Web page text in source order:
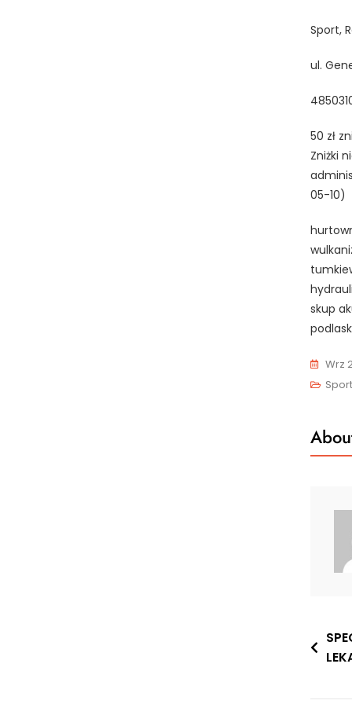
Sport,
ul.
50 zł
Zniżki
05-10)
skup
Wrz